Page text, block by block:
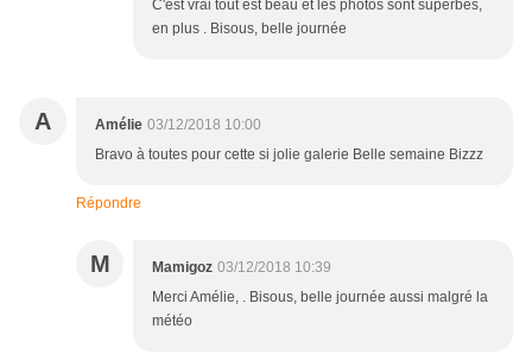
C'est vrai tout est beau et les photos sont superbes,
en plus . Bisous, belle journée
A Amélie 03/12/2018 10:00
Bravo à toutes pour cette si jolie galerie Belle semaine Bizzz
Répondre
M Mamigoz 03/12/2018 10:39
Merci Amélie, . Bisous, belle journée aussi malgré la
météo